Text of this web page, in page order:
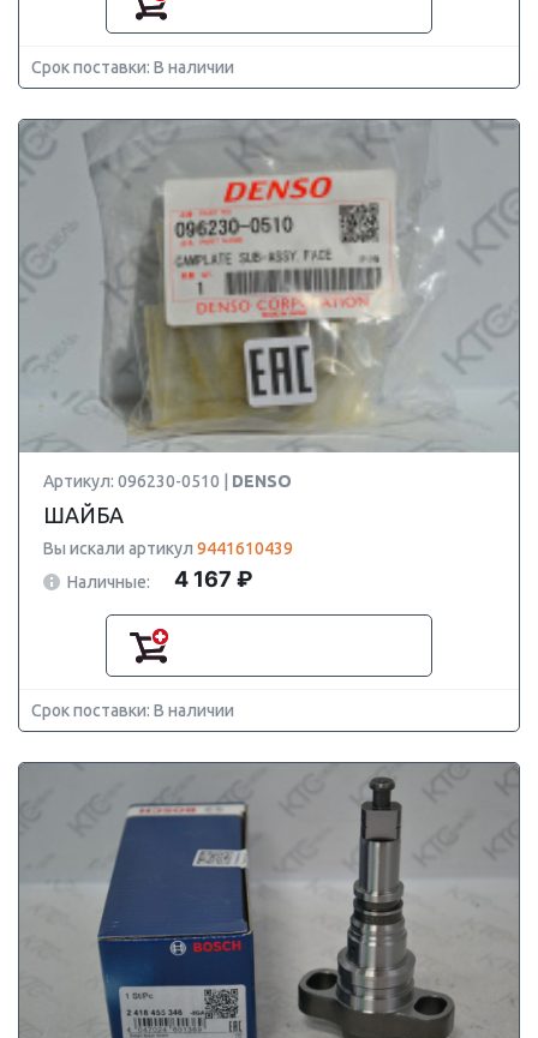
Срок поставки: В наличии
Артикул: 096230-0510 | DENSO
ШАЙБА
Вы искали артикул 9441610439
Наличные:
4 167 ₽
Срок поставки: В наличии